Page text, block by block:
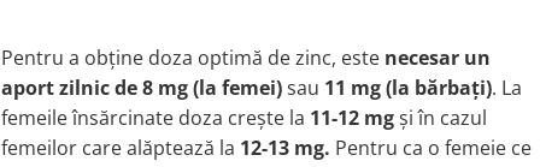
Pentru a obține doza optimă de zinc, este necesar un
aport zilnic de 8 mg (la femei)sau 11 mg (la bărbați). La
femeile însărcinate doza crește la 11-12 mgși în cazul
femeilor care alăptează la 12-13 mg. Pentru ca o femeie ce